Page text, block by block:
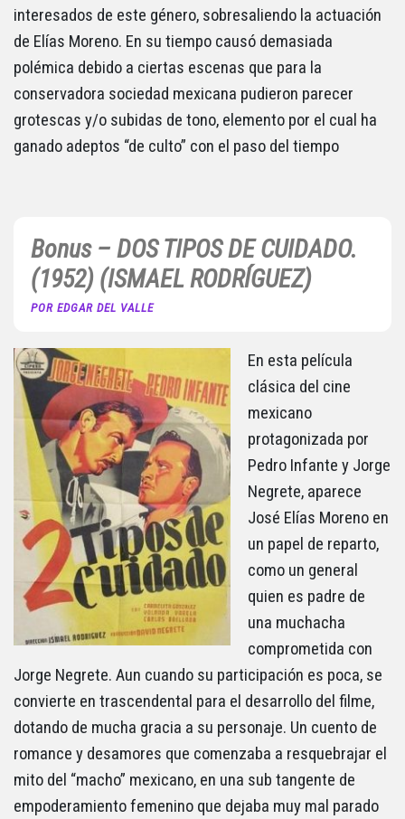
interesados de este género, sobresaliendo la actuación
de Elías Moreno. En su tiempo causó demasiada
polémica debido a ciertas escenas que para la
conservadora sociedad mexicana pudieron parecer
grotescas y/o subidas de tono, elemento por el cual ha
ganado adeptos “de culto” con el paso del tiempo
Bonus – DOS TIPOS DE CUIDADO.
(1952) (ISMAEL RODRÍGUEZ)
POR EDGAR DEL VALLE
En esta película
clásica del cine
mexicano
protagonizada por
Pedro Infante y Jorge
Negrete, aparece
José Elías Moreno en
un papel de reparto,
como un general
quien es padre de
una muchacha
comprometida con
Jorge Negrete. Aun cuando su participación es poca, se
convierte en trascendental para el desarrollo del filme,
dotando de mucha gracia a su personaje. Un cuento de
romance y desamores que comenzaba a resquebrajar el
mito del “macho” mexicano, en una sub tangente de
empoderamiento femenino que dejaba muy mal parado